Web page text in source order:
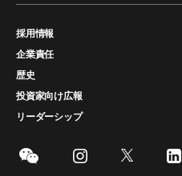
採用情報
企業責任
歴史
投資家向け広報
リーダーシップ